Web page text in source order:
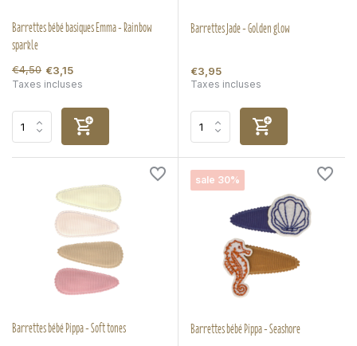
Barrettes bébé basiques Emma - Rainbow
sparkle
€4,50 €3,15
Taxes incluses
Barrettes Jade - Golden glow
€3,95
Taxes incluses
Barrettes bébé Pippa - Soft tones
sale 30%
Barrettes bébé Pippa - Seashore